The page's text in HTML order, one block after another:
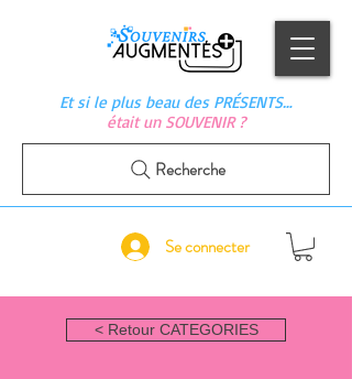
Et si le plus beau des PRÉSENTS…
était un SOUVENIR ?
Se connecter
Recherche
< Retour CATEGORIES